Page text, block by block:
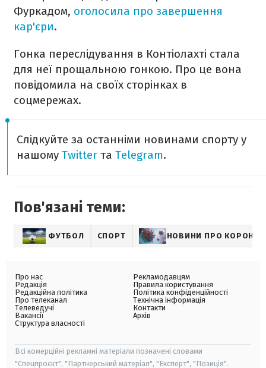
Фуркадом, оголосила про завершення
кар'єри.
Гонка переслідування в Контіолахті стала
для неї прощальною гонкою. Про це вона
повідомила на своїх сторінках в
соцмережах.
Слідкуйте за останніми новинами спорту у
нашому Twitter та Telegram.
Пов'язані теми:
ФУТБОЛ СПОРТ НОВИНИ ПРО
Про нас
Редакція
Редакційна політика
Про телеканал
Телеведучі
Вакансії
Структура власності
Рекламодавцям
Правила користування
Політика конфіденційності
Технічна інформація
Контакти
Архів
Всі комерційні рекламні матеріали позначені словами
"Спецпроєкт", "Партнерський матеріал", "Експерт", "Позиція".